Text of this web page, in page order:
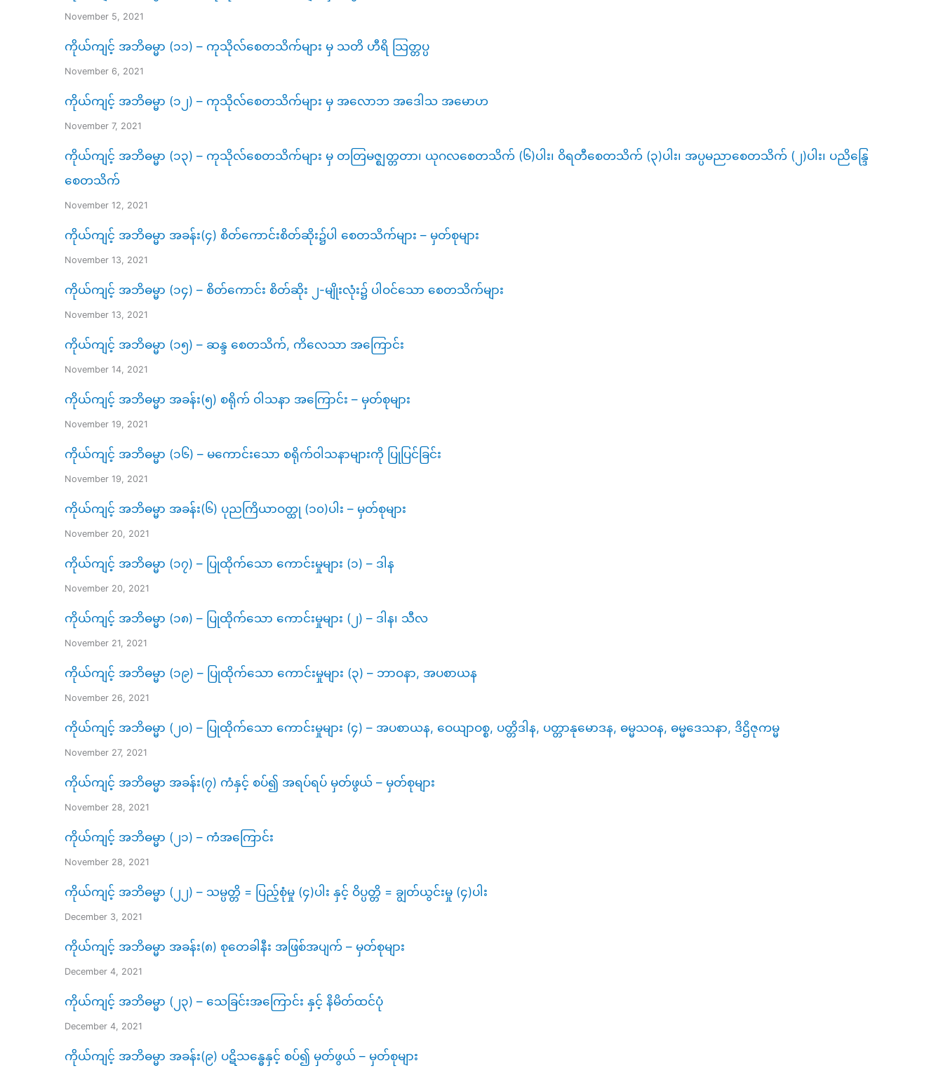
November 5, 2021
ကိုယ်ကျင့် အဘိဓမ္မာ (၁၁) – ကုသိုလ်စေတသိက်များ မှ သတိ ဟီရိ သြတ္တပ္ပ
November 6, 2021
ကိုယ်ကျင့် အဘိဓမ္မာ (၁၂) – ကုသိုလ်စေတသိက်များ မှ အလောဘ အဒေါသ အမောဟ
November 7, 2021
ကိုယ်ကျင့် အဘိဓမ္မာ (၁၃) – ကုသိုလ်စေတသိက်များ မှ တတြမဇ္ဈတ္တတာ၊ ယုဂလစေတသိက် (၆)ပါး၊ ဝိရတီစေတသိက် (၃)ပါး၊ အပ္ပမညာစေတသိက် (၂)ပါး၊ ပညိန္ဒြေ
စေတသိက်
November 12, 2021
ကိုယ်ကျင့် အဘိဓမ္မာ အခန်း(၄) စိတ်ကောင်းစိတ်ဆိုး၌ပါ စေတသိက်များ – မှတ်စုများ
November 13, 2021
ကိုယ်ကျင့် အဘိဓမ္မာ (၁၄) – စိတ်ကောင်း စိတ်ဆိုး ၂-မျိုးလုံး၌ ပါဝင်သော စေတသိက်များ
November 13, 2021
ကိုယ်ကျင့် အဘိဓမ္မာ (၁၅) – ဆန္ဒ စေတသိက်, ကိလေသာ အကြောင်း
November 14, 2021
ကိုယ်ကျင့် အဘိဓမ္မာ အခန်း(၅) စရိုက် ဝါသနာ အကြောင်း – မှတ်စုများ
November 19, 2021
ကိုယ်ကျင့် အဘိဓမ္မာ (၁၆) – မကောင်းသော စရိုက်ဝါသနာများကို ပြုပြင်ခြင်း
November 19, 2021
ကိုယ်ကျင့် အဘိဓမ္မာ အခန်း(၆) ပုညကြိယာဝတ္ထု (၁၀)ပါး – မှတ်စုများ
November 20, 2021
ကိုယ်ကျင့် အဘိဓမ္မာ (၁၇) – ပြုထိုက်သော ကောင်းမှုများ (၁) – ဒါန
November 20, 2021
ကိုယ်ကျင့် အဘိဓမ္မာ (၁၈) – ပြုထိုက်သော ကောင်းမှုများ (၂) – ဒါန၊ သီလ
November 21, 2021
ကိုယ်ကျင့် အဘိဓမ္မာ (၁၉) – ပြုထိုက်သော ကောင်းမှုများ (၃) – ဘာဝနာ, အပစာယန
November 26, 2021
ကိုယ်ကျင့် အဘိဓမ္မာ (၂၀) – ပြုထိုက်သော ကောင်းမှုများ (၄) – အပစာယန, ဝေယျာဝစ္စ, ပတ္တိဒါန, ပတ္တာနုမောဒန, ဓမ္မသဝန, ဓမ္မဒေသနာ, ဒိဌိဇုကမ္မ
November 27, 2021
ကိုယ်ကျင့် အဘိဓမ္မာ အခန်း(၇) ကံနှင့် စပ်၍ အရပ်ရပ် မှတ်ဖွယ် – မှတ်စုများ
November 28, 2021
ကိုယ်ကျင့် အဘိဓမ္မာ (၂၁) – ကံအကြောင်း
November 28, 2021
ကိုယ်ကျင့် အဘိဓမ္မာ (၂၂) – သမ္ပတ္တိ = ပြည့်စုံမှု (၄)ပါး နှင့် ဝိပ္ပတ္တိ = ချွတ်ယွင်းမှု (၄)ပါး
December 3, 2021
ကိုယ်ကျင့် အဘိဓမ္မာ အခန်း(၈) စုတေခါနီး အဖြစ်အပျက် – မှတ်စုများ
December 4, 2021
ကိုယ်ကျင့် အဘိဓမ္မာ (၂၃) – သေခြင်းအကြောင်း နှင့် နိမိတ်ထင်ပုံ
December 4, 2021
ကိုယ်ကျင့် အဘိဓမ္မာ အခန်း(၉) ပဋိသန္ဓေနှင့် စပ်၍ မှတ်ဖွယ် – မှတ်စုများ